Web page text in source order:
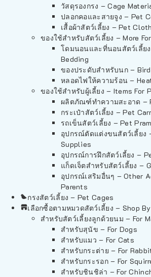
วัสดุรองกรง – Cage
ปลอกคอและสายจูง – Pet
เสื้อผ้าสัตว์เลี้ยง – Pet
ของใช้สำหรับสัตว์เลี้ยง – More
โดมนอนและที่นอนสัตว์เลี้ย
Bedding
ของประดับสำหรับนก –
หลอดไฟให้ความร้อน –
ของใช้สำหรับผู้เลี้ยง – Items For
ผลิตภัณฑ์ทำความสะอาด –
กระเป๋าสัตว์เลี้ยง – Pet
รถเข็นสัตว์เลี้ยง – Pet
อุปกรณ์ตัดแต่งขนสัตว์เลี้ยง
Supplies
อุปกรณ์การฝึกสัตว์เลี้ยง –
แก็ดเจ็ตสำหรับสัตว์เลี้ยง –
อุปกรณ์เสริมอื่นๆ – Other
Parents
กรงสัตว์เลี้ยง – Pet Cages
เลือกซื้อตามหมวดสัตว์เลี้ยง – Shop
สำหรับสัตว์เลี้ยงลูกด้วยนม – For
สำหรับสุนัข – For Dogs
สำหรับแมว – For Cats
สำหรับกระต่าย – For
สำหรับกระรอก – For
สำหรับชินชิล่า – For